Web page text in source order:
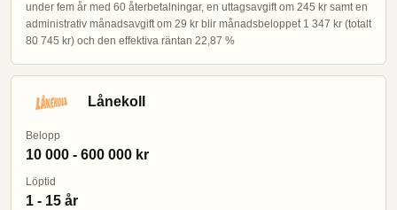
under fem år med 60 återbetalningar, en uttagsavgift om 245 kr samt en
administrativ månadsavgift om 29 kr blir månadsbeloppet 1 347 kr (totalt
80 745 kr) och den effektiva räntan 22,87 %
Lånekoll
Belopp
10 000 - 600 000 kr
Löptid
1 - 15 år